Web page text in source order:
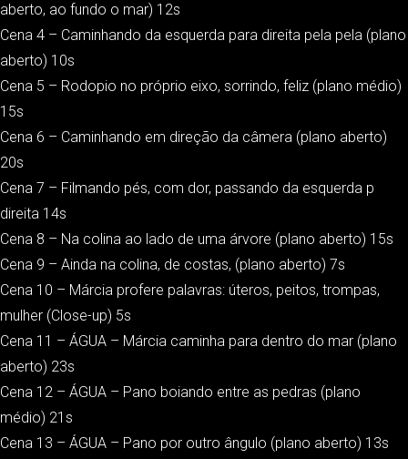
aberto, ao fundo o mar) 12s
Cena 4 – Caminhando da esquerda para direita pela pela (plano
aberto) 10s
Cena 5 – Rodopio no próprio eixo, sorrindo, feliz (plano médio)
15s
Cena 6 – Caminhando em direção da câmera (plano aberto)
20s
Cena 7 – Filmando pés, com dor, passando da esquerda p
direita 14s
Cena 8 – Na colina ao lado de uma árvore (plano aberto) 15s
Cena 9 – Ainda na colina, de costas, (plano aberto) 7s
Cena 10 – Márcia profere palavras: úteros, peitos, trompas,
mulher (Close-up) 5s
Cena 11 – ÁGUA – Márcia caminha para dentro do mar (plano
aberto) 23s
Cena 12 – ÁGUA – Pano boiando entre as pedras (plano
médio) 21s
Cena 13 – ÁGUA – Pano por outro ângulo (plano aberto) 13s